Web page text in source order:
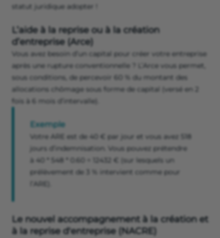
statut juridique adopter !
L’aide à la reprise ou à la création
d’entreprise (Arce)
Vous avez besoin d’un capital pour créer votre entreprise
après une rupture conventionnelle ? L’Arce vous permet,
sous conditions, de percevoir 60 % du montant des
allocations chômage sous forme de capital (versé en 2
fois à 6 mois d’intervalle).
Exemple
Votre ARE est de 40 € par jour et vous avez 518
jours d’indemnisation. Vous pouvez prétendre
à 40 * 548 * 0.60 = 12432 € (sur lesquels un
prélèvement de 3 % intervient comme pour
l’ARE).
Le nouvel accompagnement à la création et
à la reprise d'entreprise (NACRE)